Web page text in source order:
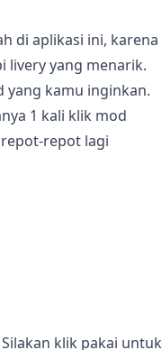
di aplikasi ini, karena
livery yang menarik.
yang kamu inginkan.
1 kali klik mod
repot lagi
klik pakai untuk